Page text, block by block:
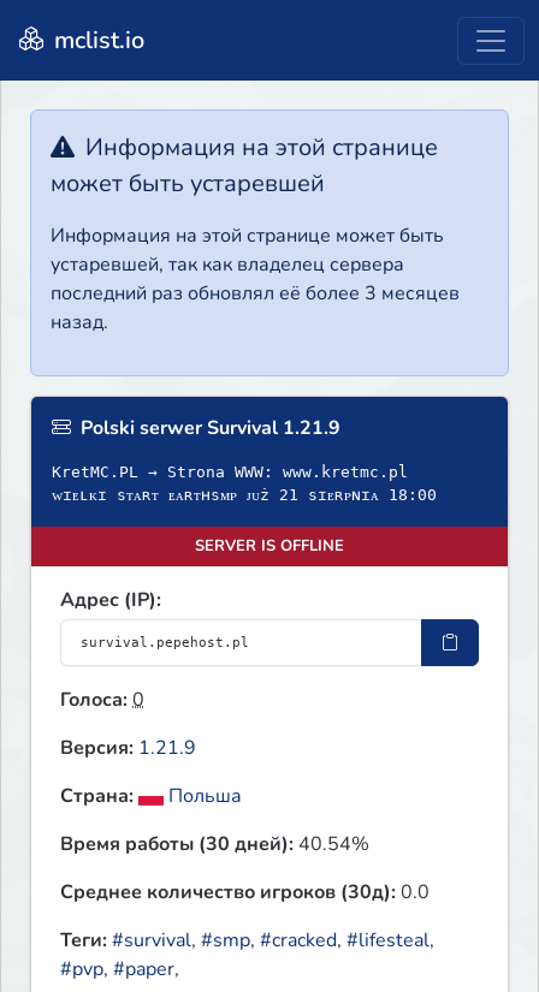
mclist.io
Информация на этой странице
может быть устаревшей
Информация на этой странице может быть
устаревшей, так как владелец сервера
последний раз обновлял её более 3 месяцев
назад.
Polski serwer Survival 1.21.9
KretMC.PL → Strona WWW: www.kretmc.pl
ᴡɪᴇʟᴋɪ sᴛᴀʀᴛ ᴇᴀʀᴛʜsᴍᴘ ᴊᴜż 21 sɪᴇʀᴘɴɪᴀ 18:00
SERVER IS OFFLINE
Адрес (IP):
Голоса:0
Версия: 1.21.9
Страна:
Польша
Время работы (30 дней): 40.54%
Среднее количество игроков (30д):0.0
Теги:#survival, #smp, #cracked, #lifesteal,
#pvp, #paper,